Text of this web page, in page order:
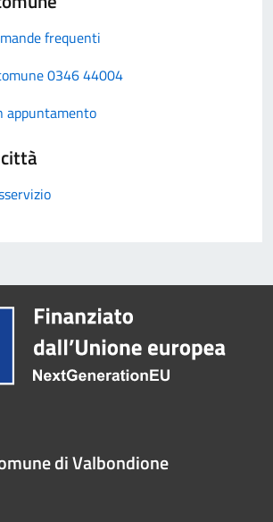
frequenti
0346 44004
appuntamento
di Valbondione